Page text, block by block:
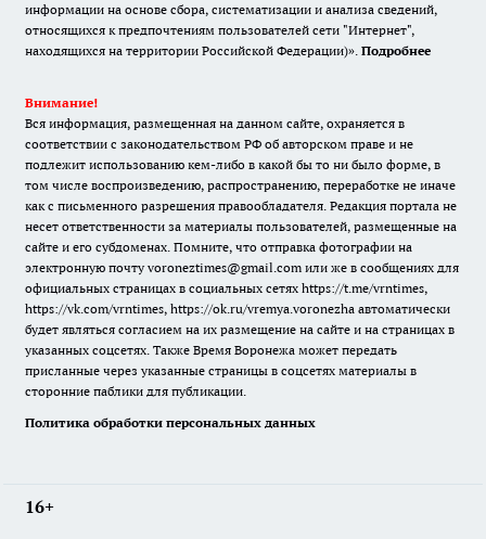
информации на основе сбора, систематизации и анализа сведений,
относящихся к предпочтениям пользователей сети "Интернет",
находящихся на территории Российской Федерации)». Подробнее
Внимание!
Вся информация, размещенная на данном сайте, охраняется в
соответствии с законодательством РФ об авторском праве и не
подлежит использованию кем-либо в какой бы то ни было форме, в
том числе воспроизведению, распространению, переработке не иначе
как с письменного разрешения правообладателя. Редакция портала не
несет ответственности за материалы пользователей, размещенные на
сайте и его субдоменах. Помните, что отправка фотографии на
электронную почту voroneztimes@gmail.com или же в сообщениях для
официальных страницах в социальных сетях https://t.me/vrntimes,
https://vk.com/vrntimes, https://ok.ru/vremya.voronezha автоматически
будет являться согласием на их размещение на сайте и на страницах в
указанных соцсетях. Также Время Воронежа может передать
присланные через указанные страницы в соцсетях материалы в
сторонние паблики для публикации.
Политика обработки персональных данных
16+